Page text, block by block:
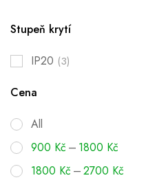
Stupeň krytí
IP20 (3)
Cena
All
900 Kč – 1800 Kč
1800 Kč –2700 Kč